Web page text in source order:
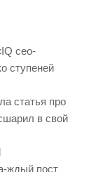
сео-
ступеней
статья про
в свой
ждый пост